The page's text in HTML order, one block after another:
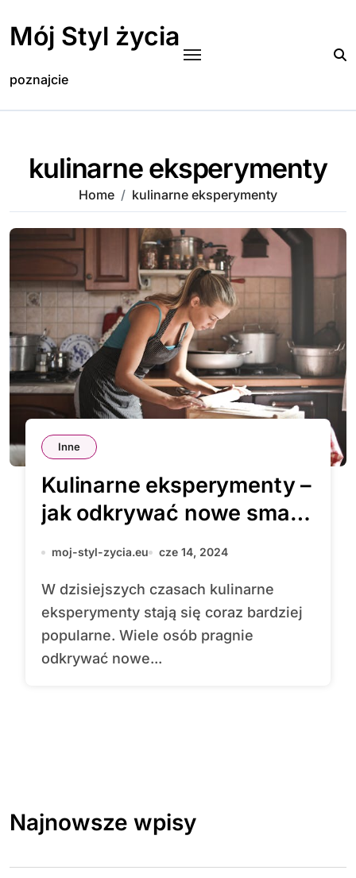
content
Mój Styl życia
poznajcie
kulinarne eksperymenty
Home kulinarne eksperymenty
Inne
Kulinarne eksperymenty –
jak odkrywać nowe smaki
i techniki w kuchni?
moj-styl-zycia.eu cze 14, 2024
W dzisiejszych czasach kulinarne
eksperymenty stają się coraz bardziej
popularne. Wiele osób pragnie
odkrywać nowe...
Najnowsze wpisy